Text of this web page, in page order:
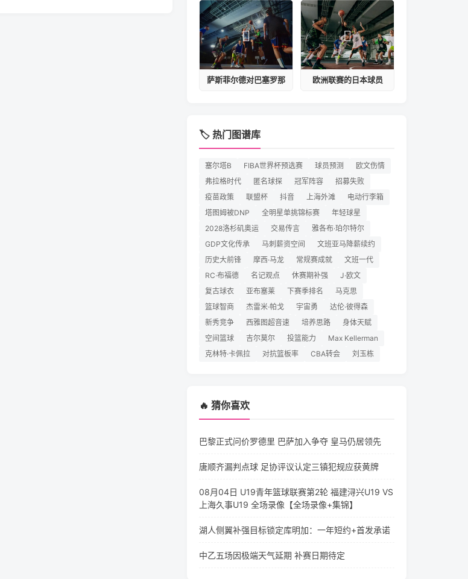
萨斯菲尔德对巴塞罗那 欧洲联赛的日本球员
🏷️ 热门图谱库
塞尔塔B FIBA世界杯预选赛 球员预测
欧文伤情
弗拉格时代
匿名球探 冠军阵容
招募失败
疫苗政策
联盟杯 抖音 上海外滩
电动行李箱
塔图姆被DNP
全明星单挑锦标赛
年轻球星
2028洛杉矶奥运
交易传言
雅各布·珀尔特尔
GDP文化传承
马刺薪资空间
文班亚马降薪续约
历史大前锋
摩西·马龙 常规赛成就
文班一代
RC·布福德
名记观点 休赛期补强
J·欧文
复古球衣
亚布塞莱 下赛季排名
马克思
篮球智商
杰雷米·帕戈 宇宙勇
达伦·彼得森
新秀竞争
西雅图超音速 培养思路
身体天赋
空间篮球
吉尔莫尔 投篮能力
Max Kellerman
克林特·卡佩拉
对抗篮板率 CBA转会 刘玉栋
🔥 猜你喜欢
巴黎正式问价罗德里 巴萨加入争夺 皇马仍居领先
唐顺齐漏判点球 足协评议认定三镇犯规应获黄牌
08月04日 U19青年篮球联赛第2轮 福建浔兴U19 VS
上海久事U19 全场录像【全场录像+集锦】
湖人侧翼补强目标锁定库明加：一年短约+首发承诺
中乙五场因极端天气延期 补赛日期待定